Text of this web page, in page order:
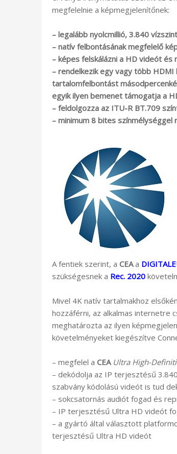
megfelelnie a képmegjelenítőnek:
– legalább nyolcmillió, 3.840
– natív felbontásának megfelelő
– képes felskálázni a HD videót
– rendelkezik egy vagy több
tartalomfelbontást
egyik ilyen bemenet támogatja a
– feldolgozza az ITU-R BT.709
– minimum 8 bites színmélységgel
A fentiek szerint, a CEAa
szükségesnek a Rec. 2020
Mivel 4K natív tartalmakhoz
hozzáférni, az alkalmas internetre
meghatározta az ilyen
követelményeket kiegészítve
– megfelel a CEA Ultra High-
– dekódolja az IP terjesztésű
szabvány kódolású videót is tud
– sokcsatornás audiót fogad és
– IP terjesztésű Ultra HD videót
– a gyártó által választott
terjesztésű Ultra HD videót